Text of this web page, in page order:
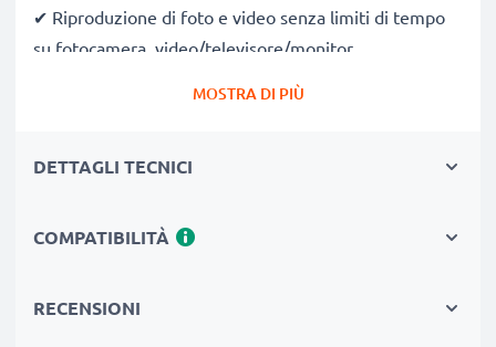
✔ Riproduzione di foto e video senza limiti di tempo
su fotocamera, video/televisore/monitor
✔ Trasferire grossi file audio-video da fotocamera a
esercizio prevista
P7100 Coolpix P7700 & altri modelli (consulta
MOSTRA DI PIÙ
DETTAGLI TECNICI
COMPATIBILITÀ
RECENSIONI